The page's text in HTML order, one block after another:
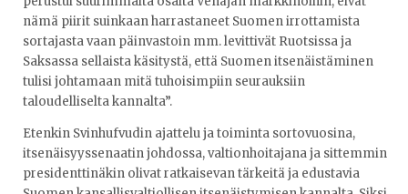
nämä piirit suinkaan harrastaneet Suomen irrottamista
sortajasta vaan päinvastoin mm. levittivät Ruotsissa ja
Saksassa sellaista käsitystä, että Suomen itsenäistäminen
tulisi johtamaan mitä tuhoisimpiin seurauksiin
taloudelliselta kannalta”.
Etenkin Svinhufvudin ajattelu ja toiminta sortovuosina,
itsenäisyyssenaatin johdossa, valtionhoitajana ja sittemmin
presidenttinäkin olivat ratkaisevan tärkeitä ja edustavia